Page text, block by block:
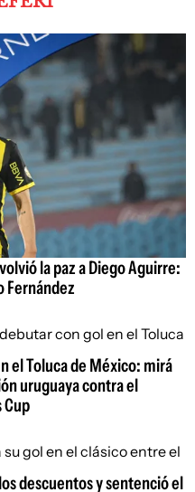
la paz a Diego Aguirre:
Fernández
el Toluca de México: mirá
uruguaya contra el
Cup
descuentos y sentenció el